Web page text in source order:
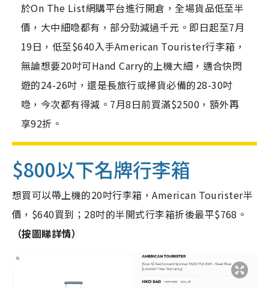
於On The List網購平台進行開倉，全場貨品低至半
價，大中細喼都有，部分勁減過千元。即日起至7月
19日，低至$640入手American Tourister行李箱，
無論想要20吋可Hand Carry的上機大細，適合快閃
遊的24-26吋，還是長旅行或掃貨必備的28-30吋
喼，今次都有得減。7月8日前買滿$2500，額外再
享92折。
$800以下名牌行李箱
想買可以帶上機的20吋行李箱，American Tourister半
價，$640買到；28吋的半開式行李箱折後最平$768。
（按圖睇詳情）